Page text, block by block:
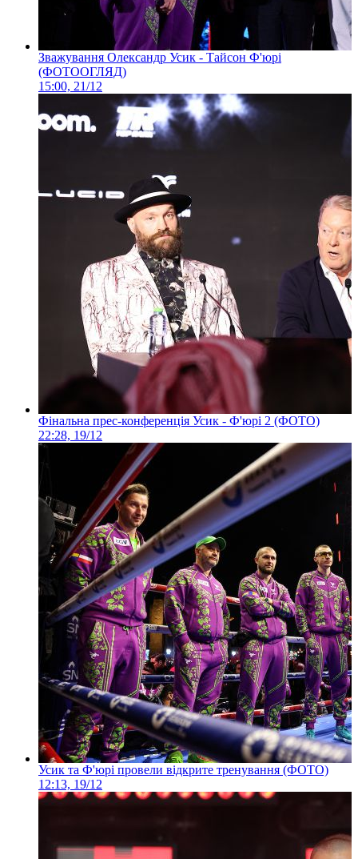
Зважування Олександр Усик - Тайсон Ф'юрі
(ФОТООГЛЯД)
15:00, 21/12
Фінальна прес-конференція Усик - Ф'юрі 2 (ФОТО)
22:28, 19/12
Усик та Ф'юрі провели відкрите тренування (ФОТО)
12:13, 19/12